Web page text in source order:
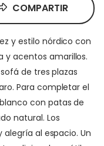
COMPARTIR
y estilo nórdico con
y acentos amarillos.
de tres plazas
Para completar el
con patas de
natural. Los
al espacio. Un